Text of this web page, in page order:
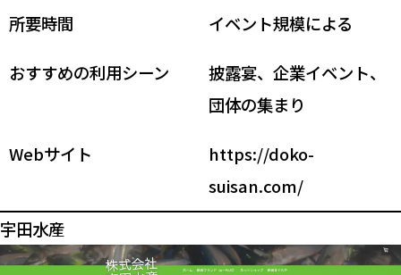
所要時間 イベント規模による
おすすめの利用シーン
披露宴、企業イベント、
団体の集まり
Webサイト
https://doko-
suisan.com/
宇田水産